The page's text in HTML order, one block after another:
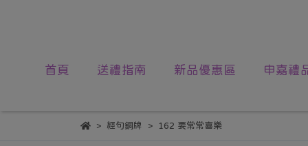
首頁 送禮指南 新品優惠區 申嘉禮
經句銅牌 162 要常常喜樂